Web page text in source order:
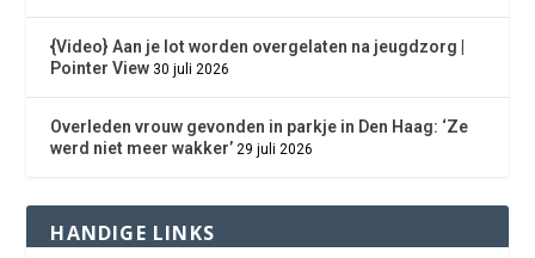
{Video} Aan je lot worden overgelaten na jeugdzorg |
Pointer View 30 juli 2026
Overleden vrouw gevonden in parkje in Den Haag: ‘Ze
werd niet meer wakker’ 29 juli 2026
HANDIGE LINKS